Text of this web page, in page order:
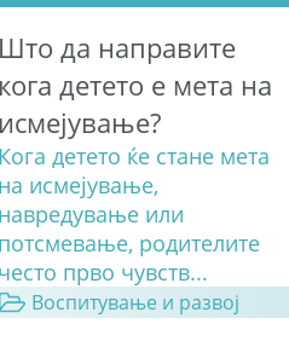
Што да направите
кога детето е мета на
исмејување?
Кога детето ќе стане мета
на исмејување,
навредување или
потсмевање, родителите
често прво чувств...
Воспитување и развој